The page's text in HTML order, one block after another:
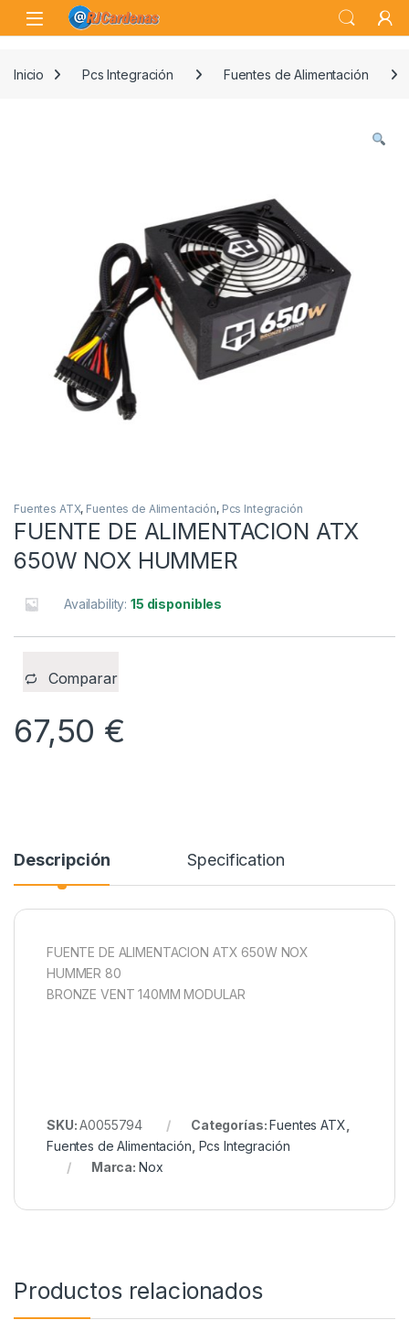
Skip to navigation
Skip to content
Open
Inicio Pcs Integración Fuentes de Alimentación
Fuentes ATX, Fuentes de Alimentación, Pcs Integración
FUENTE DE ALIMENTACION ATX
650W NOX HUMMER
Availability:15 disponibles
Comparar
67,50 €
Descripción Specification
FUENTE DE ALIMENTACION ATX 650W NOX
HUMMER 80
BRONZE VENT 140MM MODULAR
SKU:A0055794 Categorías:Fuentes ATX
Fuentes de Alimentación Pcs Integración
Marca: Nox
Productos relacionados